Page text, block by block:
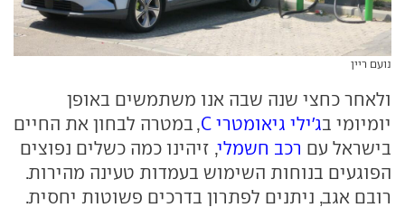
נועם ריין
ולאחר כחצי שנה שבה אנו משתמשים באופן
יומיומי בג'ילי גיאומטרי C
, במטרה לבחון את החיים
בישראל עם רכב חשמלי, זיהינו כמה כשלים נפוצים
הפוגעים בנוחות השימוש בעמדות טעינה מהירות.
רובם אגב, ניתנים לפתרון בדרכים פשוטות יחסית.